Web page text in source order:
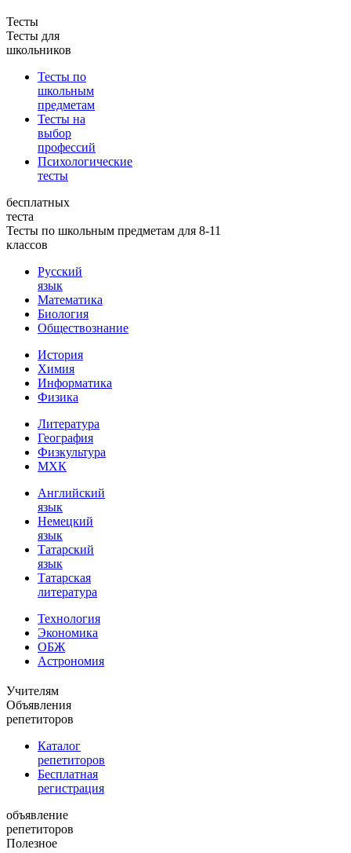
Тесты
Тесты для
школьников
Тесты по
школьным
предметам
Тесты на
выбор
профессий
Психологические
тесты
бесплатных
теста
Тесты по школьным предметам для 8-11
классов
Русский
язык
Математика
Биология
Обществознание
История
Химия
Информатика
Физика
Литература
География
Физкультура
МХК
Английский
язык
Немецкий
язык
Татарский
язык
Татарская
литература
Технология
Экономика
ОБЖ
Астрономия
Учителям
Объявления
репетиторов
Каталог
репетиторов
Бесплатная
регистрация
объявление
репетиторов
Полезное